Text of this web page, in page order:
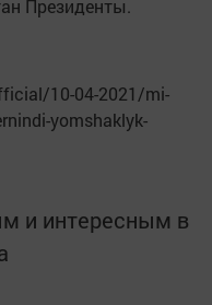
Президенты.
10-04-2021/mi-
yomshaklyk-
и интересным в